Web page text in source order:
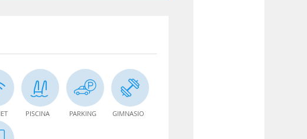
PISCINA PARKING GIMNASIO